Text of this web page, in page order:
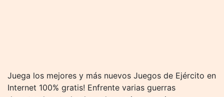
Juega los mejores y más nuevos Juegos de Ejército en
Internet 100% gratis! Enfrente varias guerras